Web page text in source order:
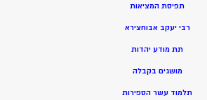
תפיסת המציאות
רבי יעקב אבוחצירא
תת מודע יהדות
מושגים בקבלה
תלמוד עשר הספירות